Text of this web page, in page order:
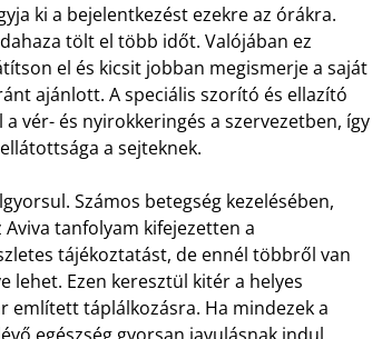
ki a bejelentkezést ezekre az órákra.
tölt el több időt. Valójában ez
el és kicsit jobban megismerje a saját
ajánlott. A speciális szorító és ellazító
vér- és nyirokkeringés a szervezetben, így
a sejteknek.
Számos betegség kezelésében,
tanfolyam kifejezetten a
tájékoztatást, de ennél többről van
lehet. Ezen keresztül kitér a helyes
említett táplálkozásra. Ha mindezek a